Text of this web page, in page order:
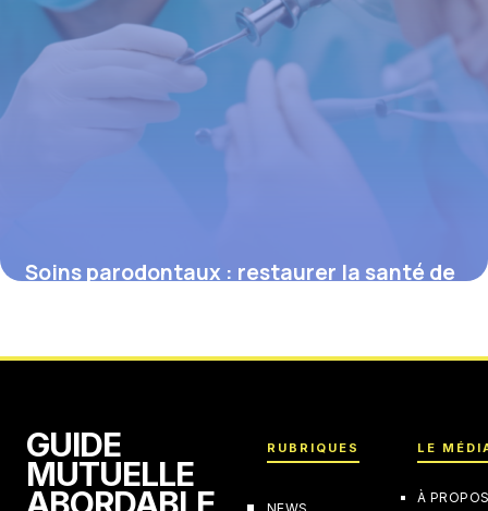
Soins parodontaux : restaurer la santé de
GUIDE
MUTUELLE
RUBRIQUES LE
À